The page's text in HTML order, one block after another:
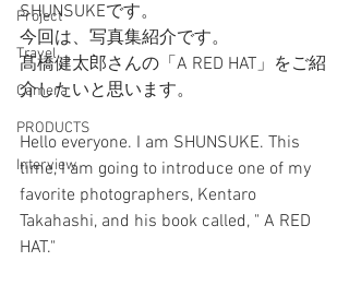
Project
Travel
Camera
PRODUCTS
Interview
SHUNSUKEです。
今回は、写真集紹介です。
髙橋健太郎さんの「A RED HAT」をご紹
介したいと思います。
Hello everyone. I am SHUNSUKE. This
time, I am going to introduce one of my
favorite photographers, Kentaro
Takahashi, and his book called, " A RED
HAT."